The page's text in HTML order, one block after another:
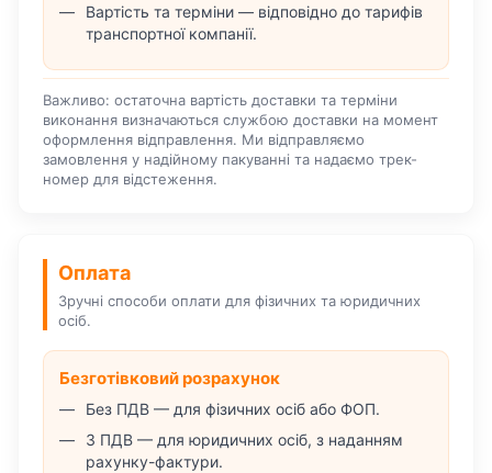
Вартість та терміни — відповідно до тарифів
транспортної компанії.
Важливо: остаточна вартість доставки та терміни
виконання визначаються службою доставки на момент
оформлення відправлення. Ми відправляємо
замовлення у надійному пакуванні та надаємо трек-
номер для відстеження.
Оплата
Зручні способи оплати для фізичних та юридичних
осіб.
Безготівковий розрахунок
Без ПДВ — для фізичних осіб або ФОП.
З ПДВ — для юридичних осіб, з наданням
рахунку-фактури.